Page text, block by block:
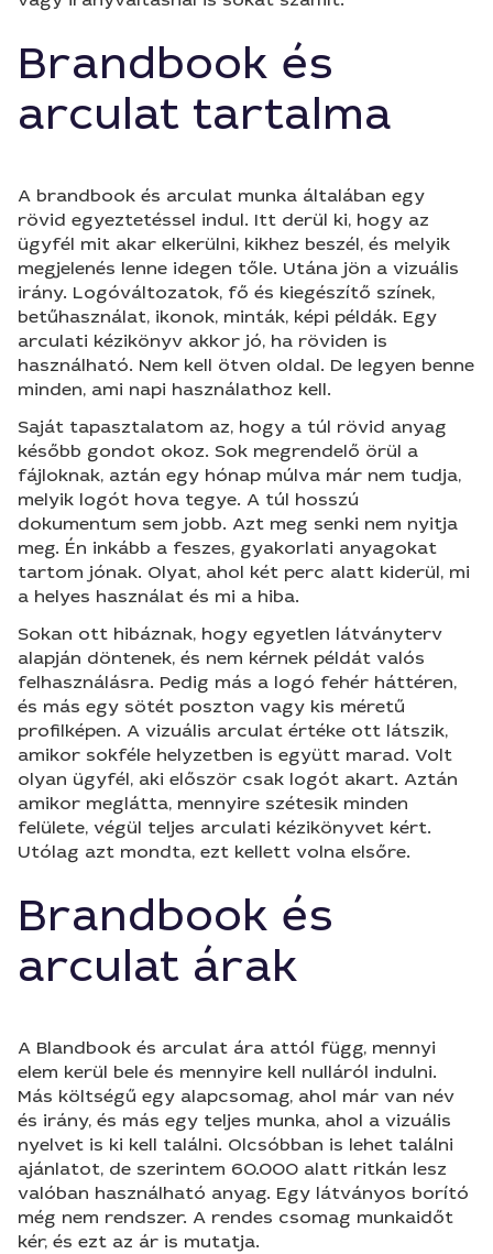
Brandbook és
arculat tartalma
A brandbook és arculat munka általában egy
rövid egyeztetéssel indul. Itt derül ki, hogy az
ügyfél mit akar elkerülni, kikhez beszél, és melyik
megjelenés lenne idegen tőle. Utána jön a vizuális
irány. Logóváltozatok, fő és kiegészítő színek,
betűhasználat, ikonok, minták, képi példák. Egy
arculati kézikönyv akkor jó, ha röviden is
használható. Nem kell ötven oldal. De legyen benne
minden, ami napi használathoz kell.
Saját tapasztalatom az, hogy a túl rövid anyag
később gondot okoz. Sok megrendelő örül a
fájloknak, aztán egy hónap múlva már nem tudja,
melyik logót hova tegye. A túl hosszú
dokumentum sem jobb. Azt meg senki nem nyitja
meg. Én inkább a feszes, gyakorlati anyagokat
tartom jónak. Olyat, ahol két perc alatt kiderül, mi
a helyes használat és mi a hiba.
Sokan ott hibáznak, hogy egyetlen látványterv
alapján döntenek, és nem kérnek példát valós
felhasználásra. Pedig más a logó fehér háttéren,
és más egy sötét poszton vagy kis méretű
profilképen. A vizuális arculat értéke ott látszik,
amikor sokféle helyzetben is együtt marad. Volt
olyan ügyfél, aki először csak logót akart. Aztán
amikor meglátta, mennyire szétesik minden
felülete, végül teljes arculati kézikönyvet kért.
Utólag azt mondta, ezt kellett volna elsőre.
Brandbook és
arculat árak
A Blandbook és arculat ára attól függ, mennyi
elem kerül bele és mennyire kell nulláról indulni.
Más költségű egy alapcsomag, ahol már van név
és irány, és más egy teljes munka, ahol a vizuális
nyelvet is ki kell találni. Olcsóbban is lehet találni
ajánlatot, de szerintem 60.000 alatt ritkán lesz
valóban használható anyag. Egy látványos borító
még nem rendszer. A rendes csomag munkaidőt
kér, és ezt az ár is mutatja.